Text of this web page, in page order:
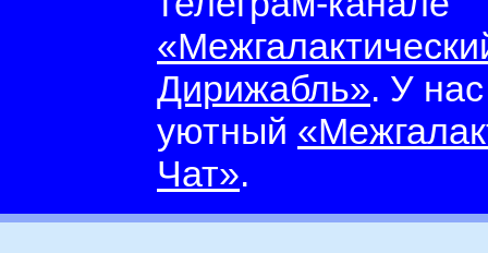
Дирижабль». У
уютный
Чат».